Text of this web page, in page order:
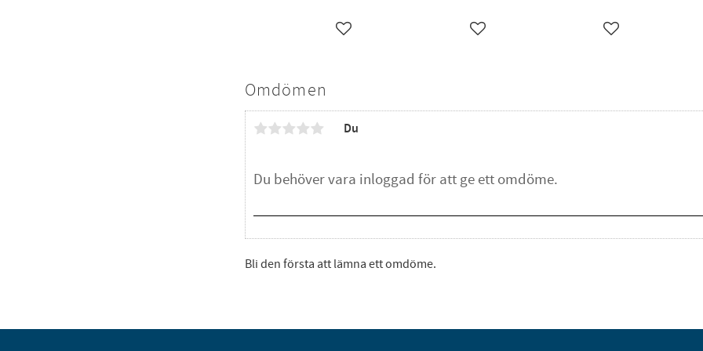
Omdömen
Du
Bli den första att lämna ett omdöme.
Lägg till i favoriter Lägg till i favoriter Lägg till i